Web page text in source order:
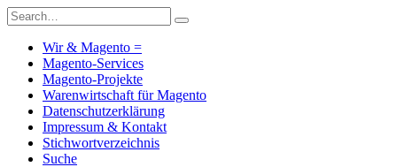
Wir & Magento =
Magento-Services
Magento-Projekte
Warenwirtschaft für Magento
Datenschutzerklärung
Impressum & Kontakt
Stichwortverzeichnis
Suche